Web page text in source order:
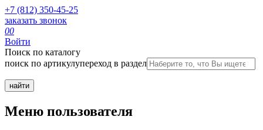
+7 (812) 350-45-25
заказать звонок
00
Войти
Поиск по каталогу
поиск по артикулупереход в раздел
Меню пользователя